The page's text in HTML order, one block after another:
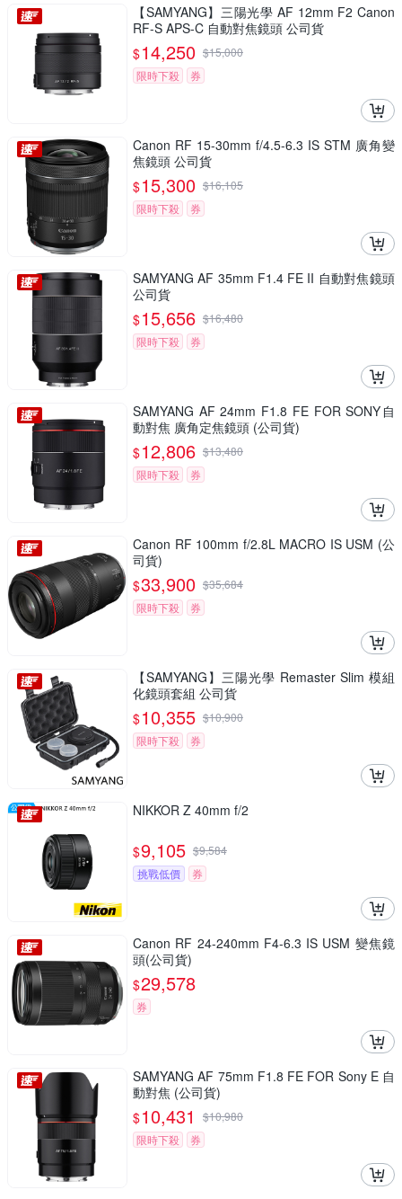
【SAMYANG】三陽光學 AF 12mm F2 Canon
RF-S APS-C 自動對焦鏡頭 公司貨
$14,250 $15,000
限時下殺
券
Canon RF 15-30mm f/4.5-6.3 IS STM 廣角變
焦鏡頭 公司貨
$15,300 $16,105
限時下殺
券
SAMYANG AF 35mm F1.4 FE II 自動對焦鏡頭
公司貨
$15,656 $16,480
限時下殺
券
SAMYANG AF 24mm F1.8 FE FOR SONY自
動對焦 廣角定焦鏡頭 (公司貨)
$12,806 $13,480
限時下殺
券
Canon RF 100mm f/2.8L MACRO IS USM (公
司貨)
$33,900 $35,684
限時下殺
券
【SAMYANG】三陽光學 Remaster Slim 模組
化鏡頭套組 公司貨
$10,355 $10,900
限時下殺
券
NIKKOR Z 40mm f/2
$9,105 $9,584
挑戰低價
券
Canon RF 24-240mm F4-6.3 IS USM 變焦鏡
頭(公司貨)
$29,578
券
SAMYANG AF 75mm F1.8 FE FOR Sony E 自
動對焦 (公司貨)
$10,431 $10,980
限時下殺
券